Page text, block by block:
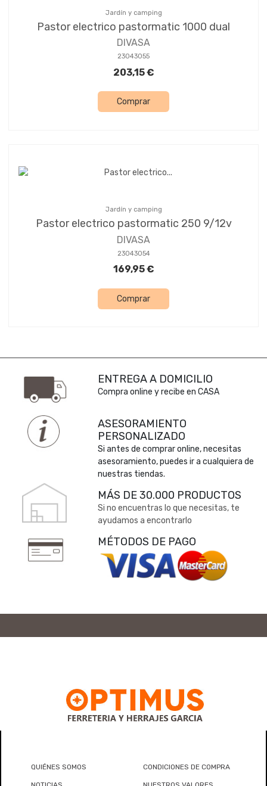
Jardín y camping
Pastor electrico pastormatic 1000 dual
DIVASA
23043055
203,15 €
Comprar
Jardín y camping
Pastor electrico pastormatic 250 9/12v
DIVASA
23043054
169,95 €
Comprar
ENTREGA A DOMICILIO
Compra online y recibe en CASA
ASESORAMIENTO
PERSONALIZADO
Si antes de comprar online, necesitas
asesoramiento, puedes ir a cualquiera de
nuestras tiendas.
MÁS DE 30.000 PRODUCTOS
Si no encuentras lo que necesitas, te
ayudamos a encontrarlo
MÉTODOS DE PAGO
QUIÉNES SOMOS CONDICIONES DE COMPRA